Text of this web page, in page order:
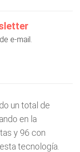
e-mail.
un total de
en la
y 96 con
tecnología.